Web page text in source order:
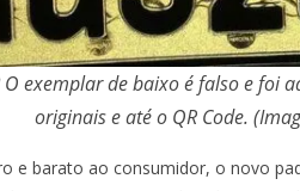
exemplar de baixo é falso e foi
originais e até o QR Code.
e barato ao consumidor, o novo